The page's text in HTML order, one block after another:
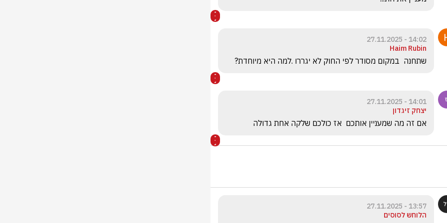
14:02 - 27.11.2025
Haim Rubin
שתחנה  במקום מסודר לפי החוק לא יגררו .למה היא מיוחדת?
14:01 - 27.11.2025
יצחק זיגדון
אם זה מה שמעניין אותכם  אז כולכם שלקה אחת גדולה
13:57 - 27.11.2025
הלוחש לסוסים